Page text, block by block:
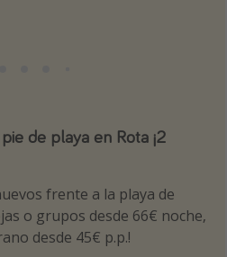
de playa en Rota ¡2
frente a la playa de
o grupos desde 66€ noche,
desde 45€ p.p.!